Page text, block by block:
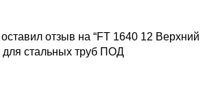
отзыв на “FT 1640 12 Верхний
для стальных труб ПОД